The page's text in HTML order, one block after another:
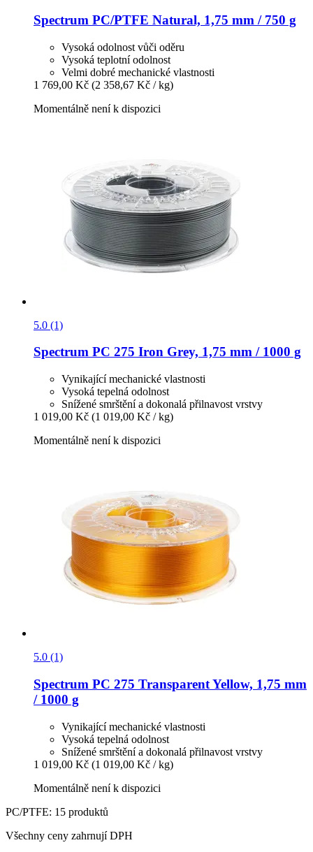
Spectrum PC/PTFE Natural, 1,75 mm / 750 g
Vysoká odolnost vůči oděru
Vysoká teplotní odolnost
Velmi dobré mechanické vlastnosti
1 769,00 Kč (2 358,67 Kč / kg)
Momentálně není k dispozici
5.0 (1)
Spectrum PC 275 Iron Grey, 1,75 mm / 1000 g
Vynikající mechanické vlastnosti
Vysoká tepelná odolnost
Snížené smrštění a dokonalá přilnavost vrstvy
1 019,00 Kč (1 019,00 Kč / kg)
Momentálně není k dispozici
5.0 (1)
Spectrum PC 275 Transparent Yellow, 1,75 mm
/ 1000 g
Vynikající mechanické vlastnosti
Vysoká tepelná odolnost
Snížené smrštění a dokonalá přilnavost vrstvy
1 019,00 Kč (1 019,00 Kč / kg)
Momentálně není k dispozici
PC/PTFE: 15 produktů
Všechny ceny zahrnují DPH